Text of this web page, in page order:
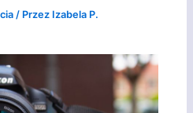
/ Przez Izabela P.